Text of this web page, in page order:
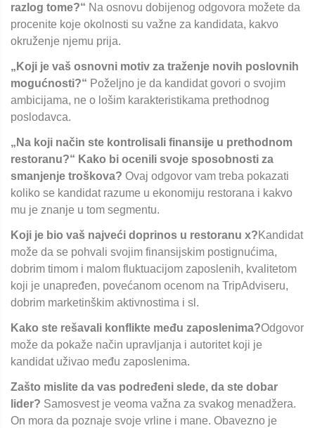
razlog tome?“ Na osnovu dobijenog odgovora možete da
procenite koje okolnosti su važne za kandidata, kakvo
okruženje njemu prija.
„Koji je vaš osnovni motiv za traženje novih poslovnih
mogućnosti?“ Poželjno je da kandidat govori o svojim
ambicijama, ne o lošim karakteristikama prethodnog
poslodavca.
„Na koji način ste kontrolisali finansije u prethodnom
restoranu?“ Kako bi ocenili svoje sposobnosti za
smanjenje troškova? Ovaj odgovor vam treba pokazati
koliko se kandidat razume u ekonomiju restorana i kakvo
mu je znanje u tom segmentu.
Koji je bio vaš najveći doprinos u restoranu x?Kandidat
može da se pohvali svojim finansijskim postignućima,
dobrim timom i malom fluktuacijom zaposlenih, kvalitetom
koji je unapređen, povećanom ocenom na TripAdviseru,
dobrim marketinškim aktivnostima i sl.
Kako ste rešavali konflikte među zaposlenima?Odgovor
može da pokaže način upravljanja i autoritet koji je
kandidat uživao među zaposlenima.
Zašto mislite da vas podređeni slede, da ste dobar
lider? Samosvest je veoma važna za svakog menadžera.
On mora da poznaje svoje vrline i mane. Obavezno je